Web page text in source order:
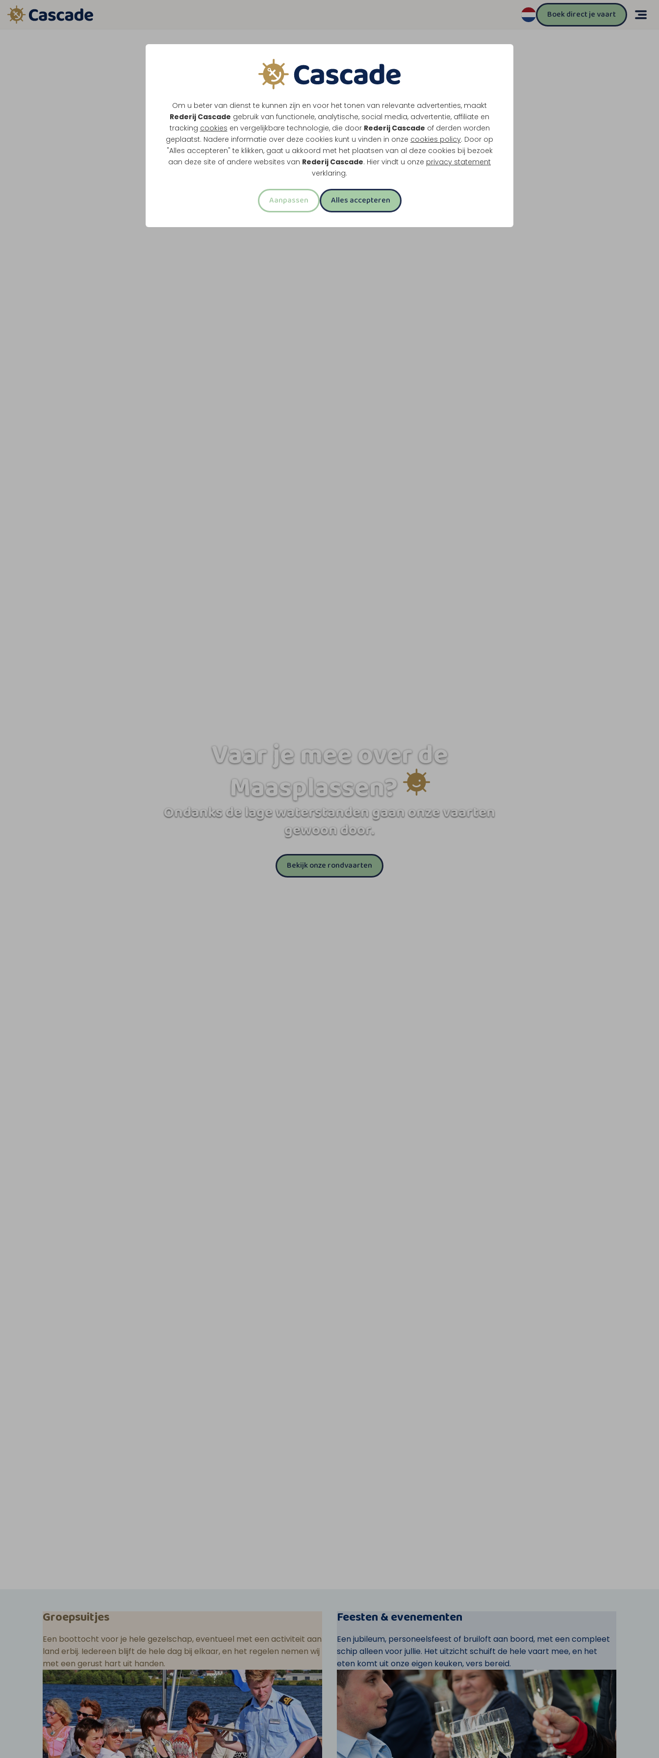
Om u beter van dienst te kunnen zijn en voor het tonen van relevante advertenties, maakt
Rederij Cascade gebruik van functionele, analytische, social media, advertentie, affiliate en
tracking cookies en vergelijkbare technologie, die door Rederij Cascade of derden worden
geplaatst. Nadere informatie over deze cookies kunt u vinden in onze cookies policy. Door op
"Alles accepteren" te klikken, gaat u akkoord met het plaatsen van al deze cookies bij bezoek
aan deze site of andere websites van Rederij Cascade. Hier vindt u onze privacy statement
verklaring.
Aanpassen Alles accepteren
Boek direct je vaart
Vaar je mee over de
Maasplassen?
Ondanks de lage waterstanden gaan onze vaarten
gewoon door.
Bekijk onze rondvaarten
Groepsuitjes
Een boottocht voor je hele gezelschap, eventueel met een activiteit aan
land erbij. Iedereen blijft de hele dag bij elkaar, en het regelen nemen wij
met een gerust hart uit handen.
Feesten & evenementen
Een jubileum, personeelsfeest of bruiloft aan boord, met een compleet
schip alleen voor jullie. Het uitzicht schuift de hele vaart mee, en het
eten komt uit onze eigen keuken, vers bereid.